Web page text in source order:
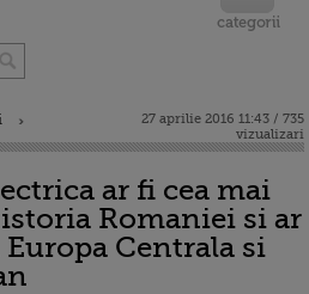
27 aprilie 2016 11:43 / 735
vizualizari
ar fi cea mai
Romaniei si ar
Centrala si